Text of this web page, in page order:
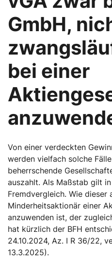
GmbH,
bei einer
Von einer verdeckten
werden vielfach solche
beherrschende
auszahlt. Als Maßstab gilt
Fremdvergleich. Wie dieser
Minderheitsaktionär einer
anzuwenden ist, der
hat kürzlich der BFH
24.10.2024, Az. I R 36/22,
13.3.2025).